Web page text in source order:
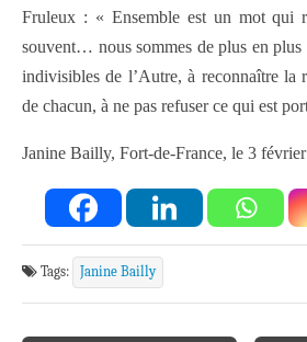
Fruleux : « Ensemble est un mot qui
souvent… nous sommes de plus en plus
indivisibles de l’Autre, à reconnaître la
de chacun, à ne pas refuser ce qui est
Janine Bailly, Fort-de-France, le 3
Tags: Janine Bailly